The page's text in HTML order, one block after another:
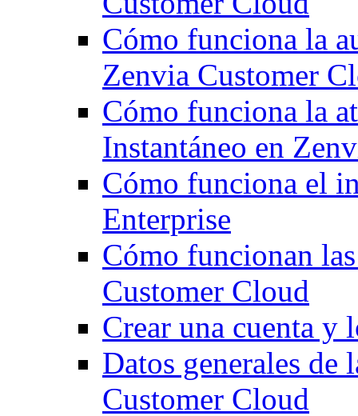
Cómo funciona la
Zenvia Customer
Cómo funciona la
Instantáneo en
Cómo funciona el
Enterprise
Cómo funcionan
Customer Cloud
Crear una cuenta y
Datos generales de
Customer Cloud